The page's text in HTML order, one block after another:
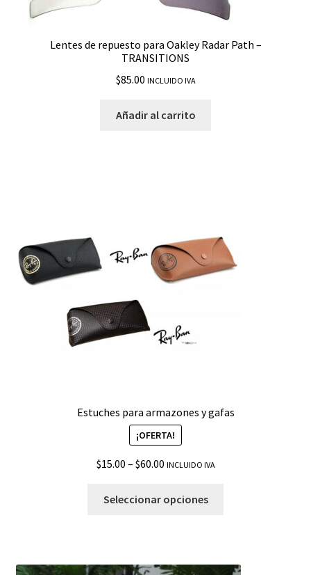
Lentes de repuesto para Oakley Radar Path –
TRANSITIONS
$85.00 INCLUIDO IVA
Añadir al carrito
Estuches para armazones y gafas
¡OFERTA!
$15.00 – $60.00 INCLUIDO IVA
Seleccionar opciones